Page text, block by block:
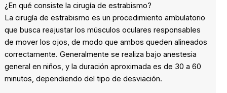
¿En qué consiste la cirugía de estrabismo?
La cirugía de estrabismo es un procedimiento ambulatorio
que busca reajustar los músculos oculares responsables
de mover los ojos, de modo que ambos queden alineados
correctamente. Generalmente se realiza bajo anestesia
general en niños, y la duración aproximada es de 30 a 60
minutos, dependiendo del tipo de desviación.